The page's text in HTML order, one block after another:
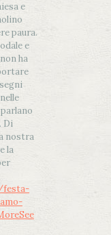
e
paura.
e
ha
Di
nostra
la
festa-
See